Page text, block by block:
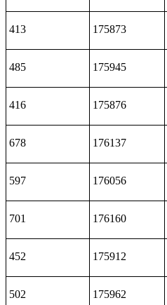
413 175873
485 175945
416 175876
678 176137
597 176056
701 176160
452 175912
502 175962